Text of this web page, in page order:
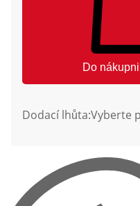
Do
Dodací lhůta:Vyberte